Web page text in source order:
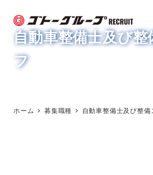
自動車整備士及び
フ
ホーム 募集職種 自動車整備士及び整備